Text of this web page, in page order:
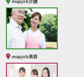
mapjob介護
mapjob美容